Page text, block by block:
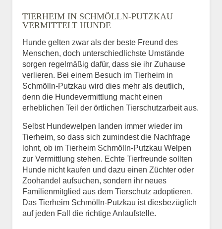
E-Mail*
Informationen über das
Tier.
Art des Tiers*
TIERHEIM IN SCHMÖLLN-PUTZKAU
VERMITTELT HUNDE
Hunde gelten zwar als der beste Freund des
Menschen, doch unterschiedlichste Umstände
sorgen regelmäßig dafür, dass sie ihr Zuhause
verlieren. Bei einem Besuch im Tierheim in
Schmölln-Putzkau wird dies mehr als deutlich,
denn die Hundevermittlung macht einen
erheblichen Teil der örtlichen Tierschutzarbeit aus.
Selbst Hundewelpen landen immer wieder im
Tierheim, so dass sich zumindest die Nachfrage
lohnt, ob im Tierheim Schmölln-Putzkau Welpen
zur Vermittlung stehen. Echte Tierfreunde sollten
Hunde nicht kaufen und dazu einen Züchter oder
Zoohandel aufsuchen, sondern ihr neues
Familienmitglied aus dem Tierschutz adoptieren.
Das Tierheim Schmölln-Putzkau ist diesbezüglich
auf jeden Fall die richtige Anlaufstelle.